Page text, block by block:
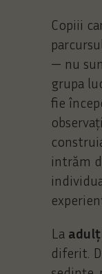
Copiii
— nu
grupa
fie
intrăm
La
diferit.